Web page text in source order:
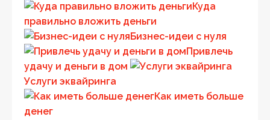
Куда
правильно вложить деньги
Бизнес-идеи с нуля
Привлечь
удачу и деньги в дом
Услуги эквайринга
Как иметь больше
денег